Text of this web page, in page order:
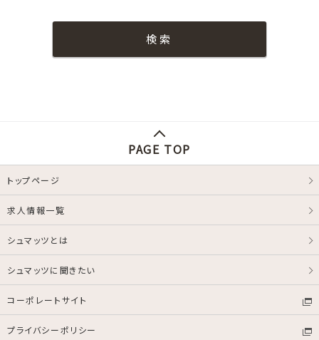
PAGE TOP
トップページ
求人情報一覧
シュマッツとは
シュマッツに聞きたい
コーポレートサイト
プライバシーポリシー